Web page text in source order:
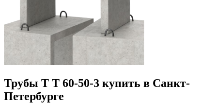
Трубы Т Т 60-50-3 купить в Санкт-
Петербурге